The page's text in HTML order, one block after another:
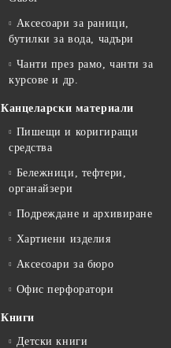
Аксесоари за раници,
бутилки за вода, чадъри
Чанти през рамо, чанти за
курсове и др.
Канцеларски материали
Пишещи и коригиращи
средства
Бележници, тефтери,
органайзери
Подреждане и архивиране
Хартиени изделия
Аксесоари за бюро
Офис перфоратори
Книги
Детски книги